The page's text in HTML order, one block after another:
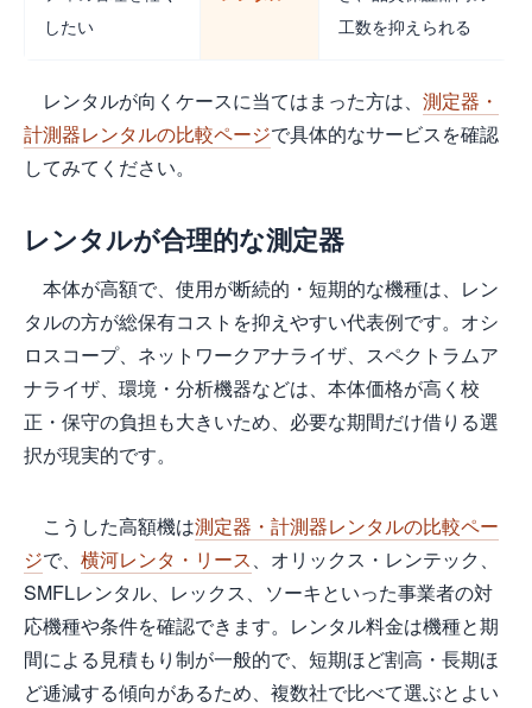
したい
工数を抑えられる
レンタルが向くケースに当てはまった方は、 測定器・
計測器レンタルの比較ページで具体的なサービスを確認
してみてください。
レンタルが合理的な測定器
本体が高額で、使用が断続的・短期的な機種は、レン
タルの方が総保有コストを抑えやすい代表例です。オシ
ロスコープ、ネットワークアナライザ、スペクトラムア
ナライザ、環境・分析機器などは、本体価格が高く校
正・保守の負担も大きいため、必要な期間だけ借りる選
択が現実的です。
こうした高額機は測定器・計測器レンタルの比較ペー
ジで、 横河レンタ・リース、オリックス・レンテック、
SMFLレンタル、レックス、ソーキといった事業者の対
応機種や条件を確認できます。レンタル料金は機種と期
間による見積もり制が一般的で、短期ほど割高・長期ほ
ど逓減する傾向があるため、複数社で比べて選ぶとよい